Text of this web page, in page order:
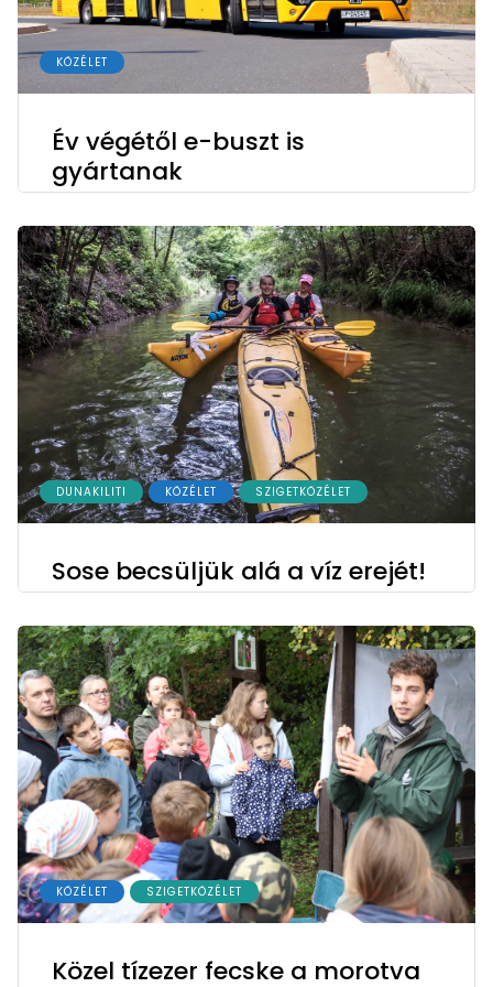
KÖZÉLET
Év végétől e-buszt is
gyártanak
DUNAKILITI KÖZÉLET SZIGETKÖZÉLET
Sose becsüljük alá a víz erejét!
KÖZÉLET SZIGETKÖZÉLET
Közel tízezer fecske a morotva